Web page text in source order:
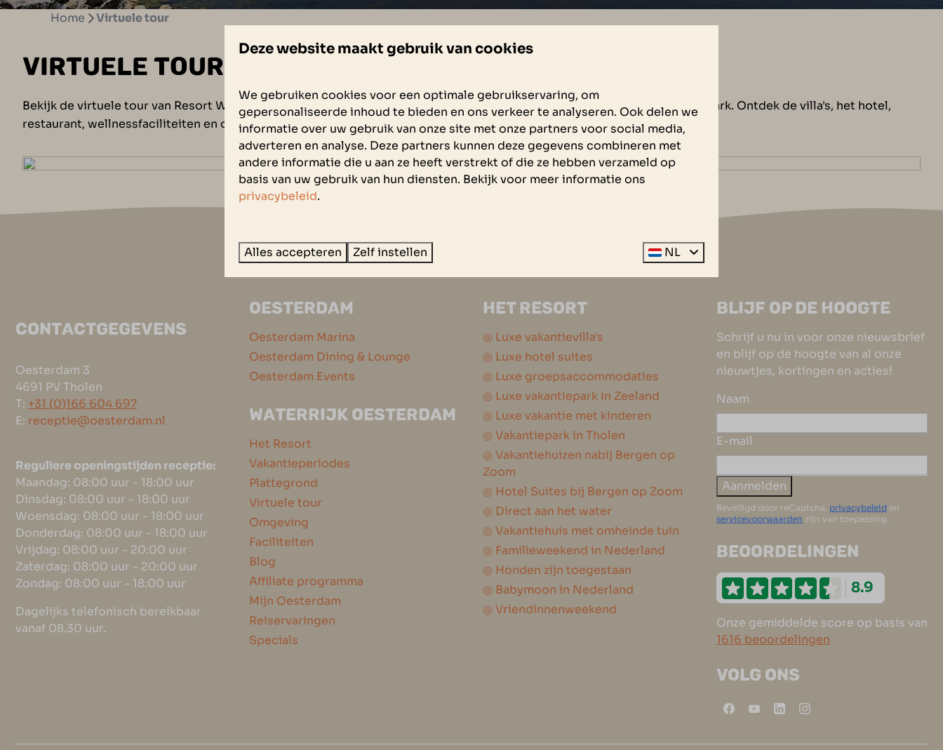
Home Virtuele tour
VIRTUELE TOUR OESTERDAM
Bekijk de virtuele tour van Resort Waterrijk Oesterdam en laat u insprireren door de uitgebreide mogelijkheden op ons park. Ontdek de villa's, het hotel,
restaurant, wellnessfaciliteiten en de jachthaven!
Veilig betalen
CONTACTGEGEVENS
Oesterdam 3
4691 PV Tholen
T: +31 (0)166 604 697
E: receptie@oesterdam.nl
Reguliere openingstijden receptie:
Maandag: 08:00 uur - 18:00 uur
Dinsdag: 08:00 uur - 18:00 uur
Woensdag: 08:00 uur - 18:00 uur
Donderdag: 08:00 uur - 18:00 uur
Vrijdag: 08:00 uur - 20:00 uur
Zaterdag: 08:00 uur - 20:00 uur
Zondag: 08:00 uur - 18:00 uur
Dagelijks telefonisch bereikbaar
vanaf 08.30 uur.
OESTERDAM
Oesterdam Marina
Oesterdam Dining & Lounge
Oesterdam Events
WATERRIJK OESTERDAM
Het Resort
Vakantieperiodes
Plattegrond
Virtuele tour
Omgeving
Faciliteiten
Blog
Affiliate programma
Mijn Oesterdam
Reiservaringen
Specials
HET RESORT
◎ Luxe vakantievilla's
◎ Luxe hotel suites
◎ Luxe groepsaccommodaties
◎ Luxe vakantiepark in Zeeland
◎ Luxe vakantie met kinderen
◎ Vakantiepark in Tholen
◎ Vakantiehuizen nabij Bergen op
Zoom
◎ Hotel Suites bij Bergen op Zoom
◎ Direct aan het water
◎ Vakantiehuis met omheinde tuin
◎ Familieweekend in Nederland
◎ Honden zijn toegestaan
◎ Babymoon in Nederland
◎ Vriendinnenweekend
BLIJF OP DE HOOGTE
Schrijf u nu in voor onze nieuwsbrief
en blijf op de hoogte van al onze
nieuwtjes, kortingen en acties!
Naam
E-mail
Aanmelden
Beveiligd door reCaptcha, privacybeleid en
servicevoorwaarden zijn van toepassing.
BEOORDELINGEN
8.9
Onze gemiddelde score op basis van
1616 beoordelingen
VOLG ONS
Deze website maakt gebruik van cookies
We gebruiken cookies voor een optimale gebruikservaring, om
gepersonaliseerde inhoud te bieden en ons verkeer te analyseren. Ook delen we
informatie over uw gebruik van onze site met onze partners voor social media,
adverteren en analyse. Deze partners kunnen deze gegevens combineren met
andere informatie die u aan ze heeft verstrekt of die ze hebben verzameld op
basis van uw gebruik van hun diensten. Bekijk voor meer informatie ons
privacybeleid.
Alles accepteren Zelf instellen NL